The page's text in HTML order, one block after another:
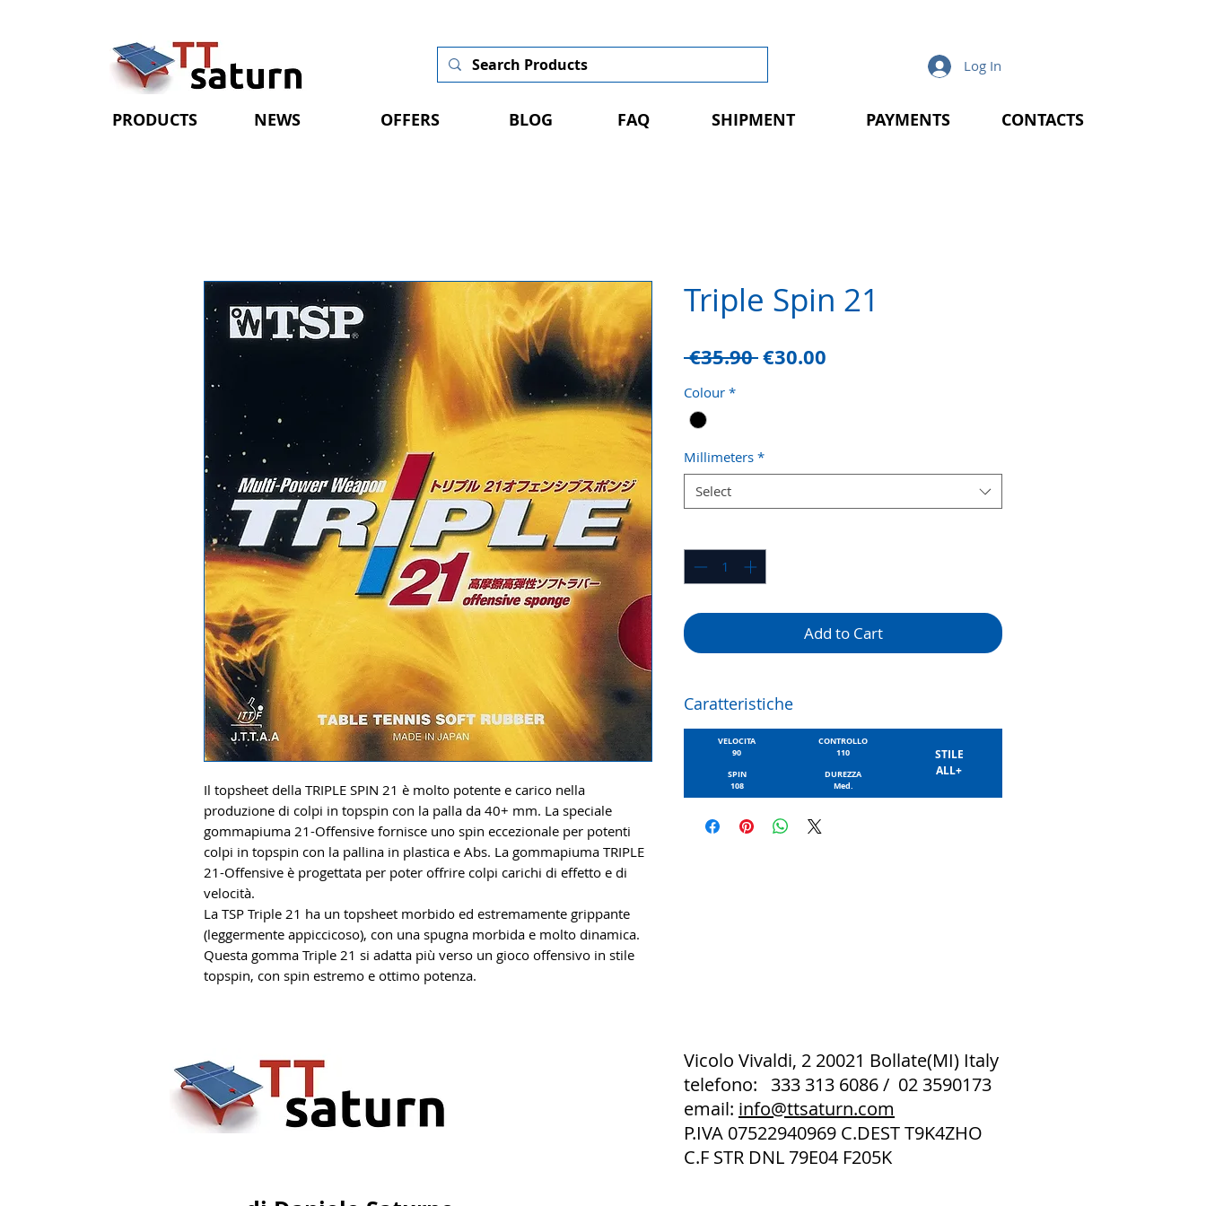
Log In
SHIPMENT PAYMENTS
FAQ
BLOG
NEWS
PRODUCTS CONTACTS
OFFERS
Il topsheet della TRIPLE SPIN 21 è molto potente e carico nella
produzione di colpi in topspin con la palla da 40+ mm. La speciale
gommapiuma 21-Offensive fornisce uno spin eccezionale per potenti
colpi in topspin con la pallina in plastica e Abs. La gommapiuma TRIPLE
21-Offensive è progettata per poter offrire colpi carichi di effetto e di
velocità.
La TSP Triple 21 ha un topsheet morbido ed estremamente grippante
(leggermente appiccicoso), con una spugna morbida e molto dinamica.
Questa gomma Triple 21 si adatta più verso un gioco offensivo in stile
topspin, con spin estremo e ottimo potenza.
Triple Spin 21
€35.90 Regular
€30.00
Colour *
Millimeters *
Select
Add to Cart
Caratteristiche
VELOCITA
90
SPIN
108
CONTROLLO
110
DUREZZA
Med.
STILE
ALL+
Vicolo Vivaldi, 2 20021 Bollate(MI) Italy
telefono: 333 313 6086 / 02 3590173
email: info@ttsaturn.com
P.IVA 07522940969 C.DEST T9K4ZHO
C.F STR DNL 79E04 F205K